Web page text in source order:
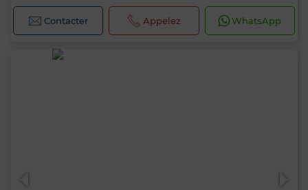
Contacter Appelez WhatsApp